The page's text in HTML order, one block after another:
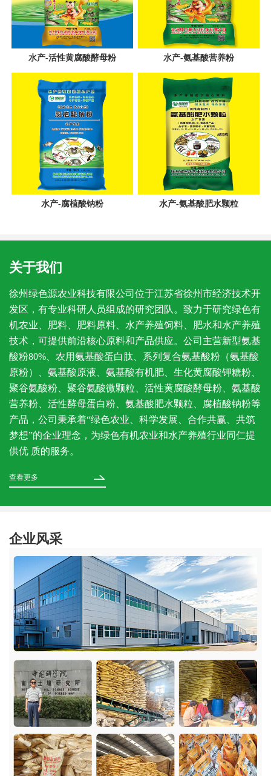
水产-活性黄腐酸酵母粉 水产-氨基酸营养粉
水产-腐植酸钠粉 水产-氨基酸肥水颗粒
关于我们
徐州绿色源农业科技有限公司位于江苏省徐州市经济技术开
发区，有专业科研人员组成的研究团队。致力于研究绿色有
机农业、肥料、肥料原料、水产养殖饲料、肥水和水产养殖
技术，可提供前沿核心原料和产品供应。公司主营新型氨基
酸粉80%、农用氨基酸蛋白肽、系列复合氨基酸粉（氨基酸
原粉）、氨基酸原液、氨基酸有机肥、生化黄腐酸钾糖粉、
聚谷氨酸粉、聚谷氨酸微颗粒、活性黄腐酸酵母粉、氨基酸
营养粉、活性酵母蛋白粉、氨基酸肥水颗粒、腐植酸钠粉等
产品，公司秉承着“绿色农业、科学发展、合作共赢、共筑
梦想”的企业理念，为绿色有机农业和水产养殖行业同仁提
供优 质的服务。
查看更多
企业风采